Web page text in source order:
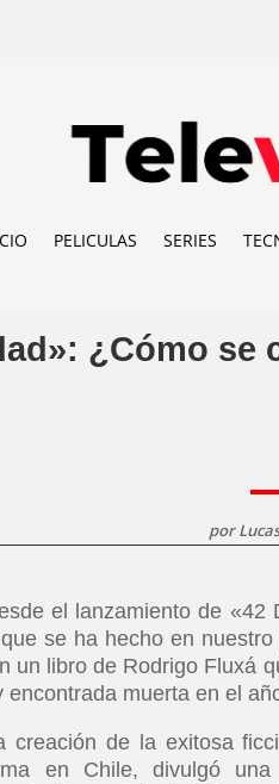
PELICULAS SERIES
¿Cómo
por
el lanzamiento de «42
se ha hecho en
un libro de Rodrigo Fluxá
muerta en el
creación de la exitosa
en Chile, divulgó